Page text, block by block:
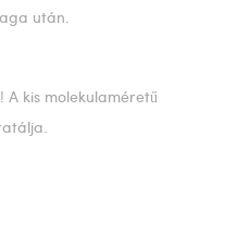
után.
kis molekulaméretű